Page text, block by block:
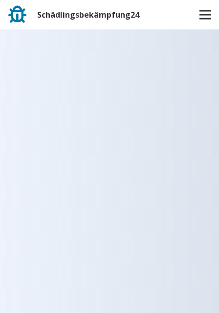
Schädlingsbekämpfung24